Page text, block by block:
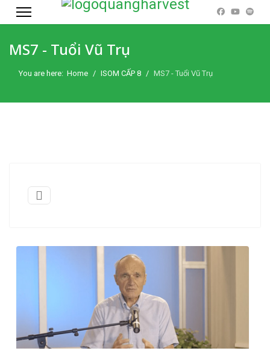
MS7 - Tuổi Vũ Trụ
You are here: Home ISOM CẤP 8 MS7 - Tuổi Vũ Trụ